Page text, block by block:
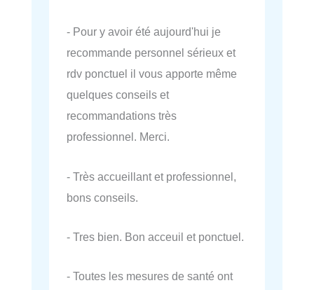
- Pour y avoir été aujourd'hui je
recommande personnel sérieux et
rdv ponctuel il vous apporte même
quelques conseils et
recommandations très
professionnel. Merci.
- Très accueillant et professionnel,
bons conseils.
- Tres bien. Bon acceuil et ponctuel.
- Toutes les mesures de santé ont